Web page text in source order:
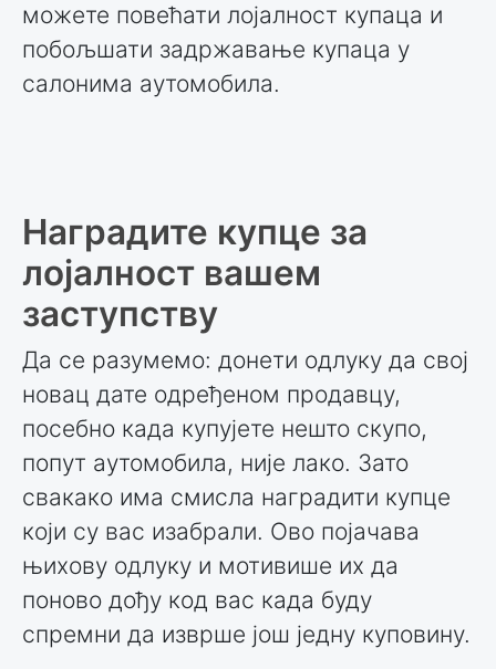
можете повећати лојалност купаца и
побољшати задржавање купаца у
салонима аутомобила.
Наградите купце за
лојалност вашем
заступству
Да се разумемо: донети одлуку да свој
новац дате одређеном продавцу,
посебно када купујете нешто скупо,
попут аутомобила, није лако. Зато
свакако има смисла наградити купце
који су вас изабрали. Ово појачава
њихову одлуку и мотивише их да
поново дођу код вас када буду
спремни да изврше још једну куповину.